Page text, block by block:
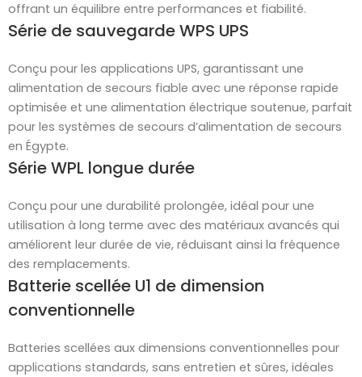
offrant un équilibre entre performances et fiabilité.
Série de sauvegarde WPS UPS
Conçu pour les applications UPS, garantissant une
alimentation de secours fiable avec une réponse rapide
optimisée et une alimentation électrique soutenue, parfait
pour les systèmes de secours d’alimentation de secours
en Égypte.
Série WPL longue durée
Conçu pour une durabilité prolongée, idéal pour une
utilisation à long terme avec des matériaux avancés qui
améliorent leur durée de vie, réduisant ainsi la fréquence
des remplacements.
Batterie scellée U1 de dimension
conventionnelle
Batteries scellées aux dimensions conventionnelles pour
applications standards, sans entretien et sûres, idéales